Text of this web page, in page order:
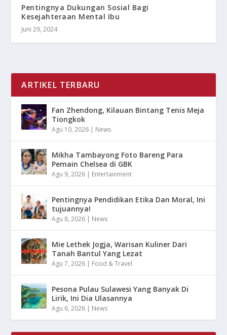
Pentingnya Dukungan Sosial Bagi
Kesejahteraan Mental Ibu
Juni 29, 2024
ARTIKEL TERBARU
Fan Zhendong, Kilauan Bintang Tenis Meja
Tiongkok
Agu 10, 2026 | News
Mikha Tambayong Foto Bareng Para
Pemain Chelsea di GBK
Agu 9, 2026 | Entertainment
Pentingnya Pendidikan Etika Dan Moral, Ini
tujuannya!
Agu 8, 2026 | News
Mie Lethek Jogja, Warisan Kuliner Dari
Tanah Bantul Yang Lezat
Agu 7, 2026 | Food & Travel
Pesona Pulau Sulawesi Yang Banyak Di
Lirik, Ini Dia Ulasannya
Agu 6, 2026 | News